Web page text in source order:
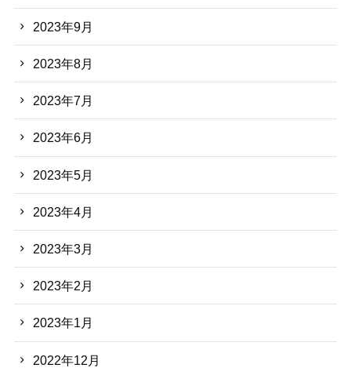
2023年9月
2023年8月
2023年7月
2023年6月
2023年5月
2023年4月
2023年3月
2023年2月
2023年1月
2022年12月